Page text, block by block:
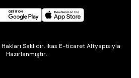
Saklıdır. ikas E-ticaret Altyapısıyla
Hazırlanmıştır.